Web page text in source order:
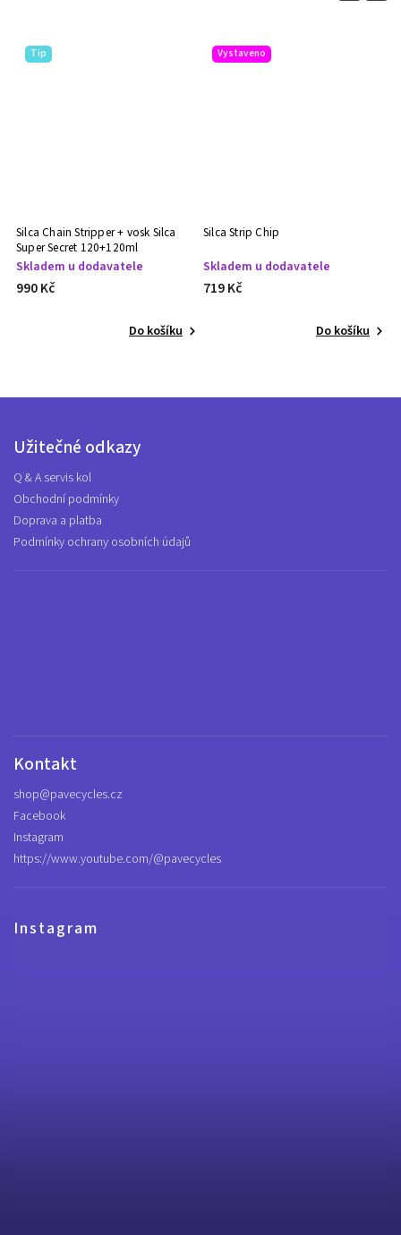
Tip
Silca Chain Stripper + vosk Silca
Super Secret 120+120ml
Skladem u dodavatele
990 Kč
Do košíku
Vystaveno
Silca Strip Chip
Skladem u dodavatele
719 Kč
Do košíku
Užitečné odkazy
Q & A servis kol
Obchodní podmínky
Doprava a platba
Podmínky ochrany osobních údajů
Kontakt
shop@pavecycles.cz
Facebook
Instagram
https://www.youtube.com/@pavecycles
Instagram